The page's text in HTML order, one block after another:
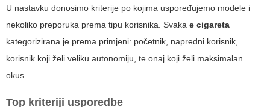
U nastavku donosimo kriterije po kojima uspoređujemo modele i
nekoliko preporuka prema tipu korisnika. Svaka e cigareta
kategorizirana je prema primjeni: početnik, napredni korisnik,
korisnik koji želi veliku autonomiju, te onaj koji želi maksimalan
okus.
Top kriteriji usporedbe